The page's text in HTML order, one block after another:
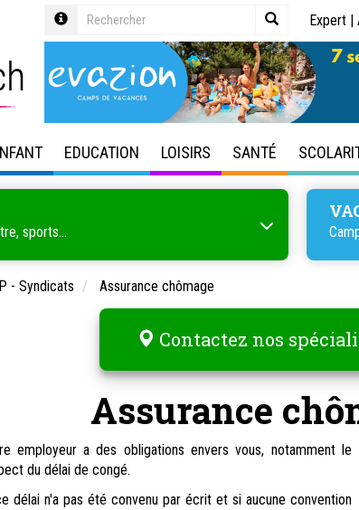
Expert |
EDUCATION LOISIRS SANTÉ
sports...
- Syndicats Assurance chômage
Contactez nos
Assurance
employeur a des obligations envers vous, notamment le
du délai de congé.
délai n'a pas été convenu par écrit et si aucune convention